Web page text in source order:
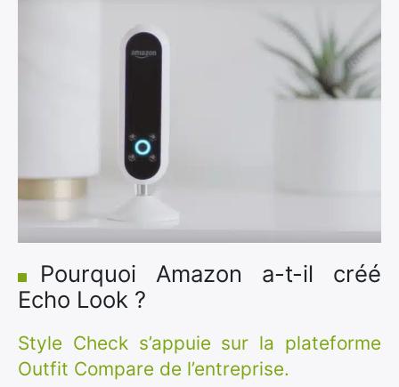
Pourquoi Amazon a-t-il créé
Echo Look ?
Style Check s’appuie sur la plateforme
Outfit Compare de l’entreprise.